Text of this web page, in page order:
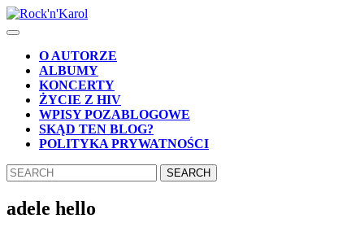
Skip
to
Skip
content
Open
ButtonO AUTORZE
ALBUMY
KONCERTY
ŻYCIE Z HIV
WPISY POZABLOGOWE
SKĄD TEN BLOG?
POLITYKA PRYWATNOŚCI
CLOSE
BUTTON
Search
for:
adele hello